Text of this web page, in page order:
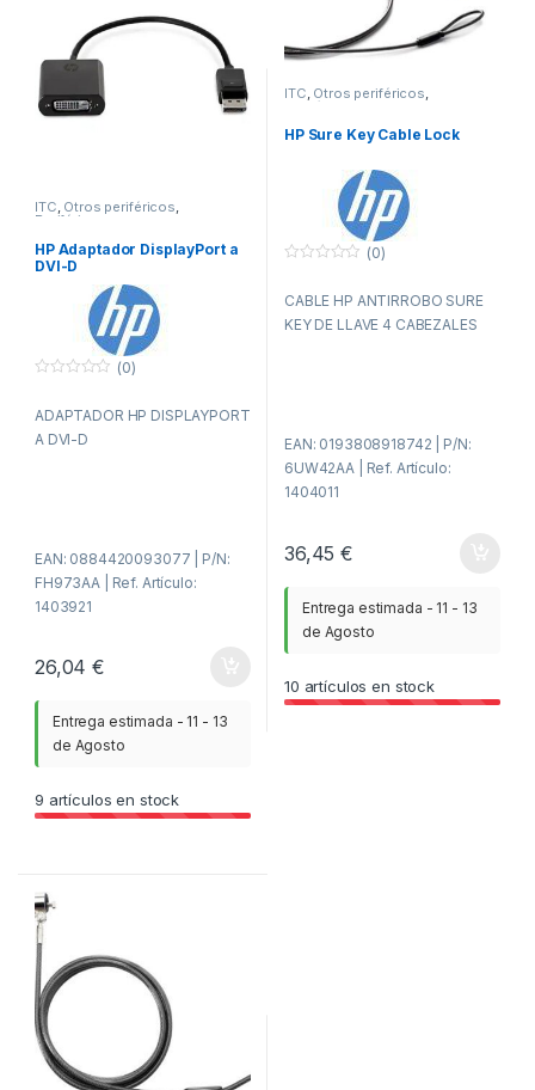
ITC, Otros periféricos,
Periféricos
HP Adaptador DisplayPort a
DVI-D
u
r
(0)
ADAPTADOR HP DISPLAYPORT
A DVI-D
EAN: 0884420093077 | P/N:
FH973AA | Ref. Artículo:
1403921
26,04€
Entrega estimada - 11 - 13
de Agosto
9 artículos en stock
ITC, Otros periféricos,
Periféricos
HP Sure Key Cable Lock
u
r
(0)
CABLE HP ANTIRROBO SURE
KEY DE LLAVE 4 CABEZALES
EAN: 0193808918742 | P/N:
6UW42AA | Ref. Artículo:
1404011
36,45€
Entrega estimada - 11 - 13
de Agosto
10 artículos en stock